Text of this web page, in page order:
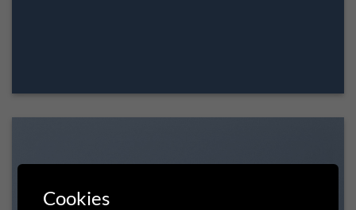
Cookies